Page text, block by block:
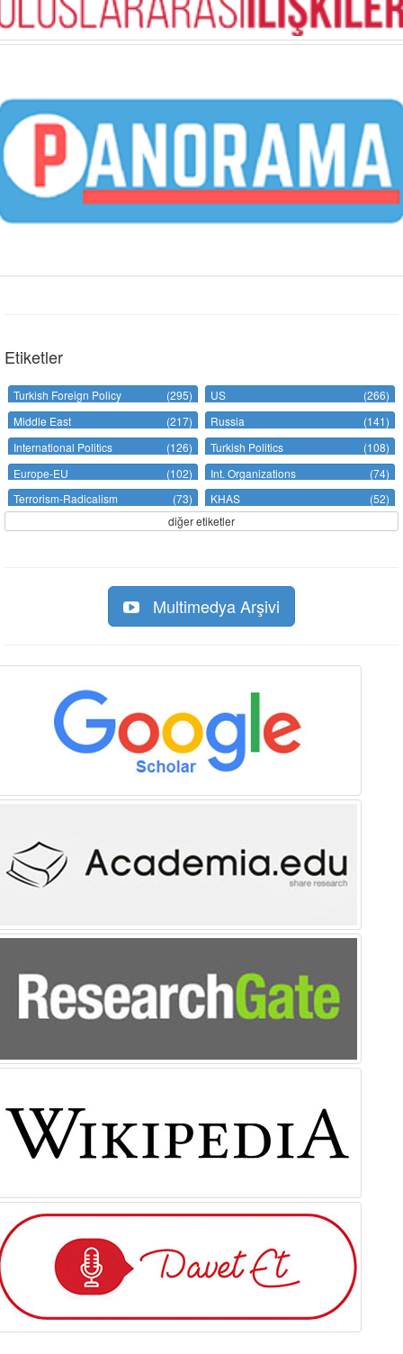
Etiketler
Turkish Foreign Policy (295) US
(266)
Middle East
(217) Russia
(141)
International Politics
(126) Turkish Politics
(108)
Europe-EU
(102) Int. Organizations
(74)
Terrorism-Radicalism
(73) KHAS
(52)
diğer etiketler
Multimedya Arşivi